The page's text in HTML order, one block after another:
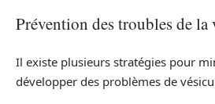
Prévention des troubles de
Il existe plusieurs stratégies pour
développer des problèmes de